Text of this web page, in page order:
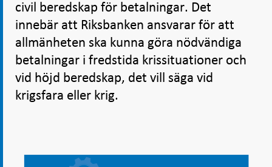
civil beredskap för betalningar. Det
innebär att Riksbanken ansvarar för att
allmänheten ska kunna göra nödvändiga
betalningar i fredstida krissituationer och
vid höjd beredskap, det vill säga vid
krigsfara eller krig.